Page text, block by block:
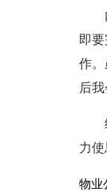
即
作
后
力
物业